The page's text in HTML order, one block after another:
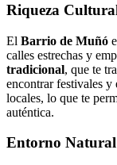
Riqueza
El Barrio de Muñó
calles estrechas y
tradicional, que te
encontrar festivales y
locales, lo que te
auténtica.
Entorno Natural